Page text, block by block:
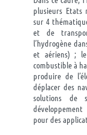
plusieurs Etats
sur 4
et de
l’hydrogène
et aériens) ;
combustible à
produire de
déplacer des
solutions de
pour des